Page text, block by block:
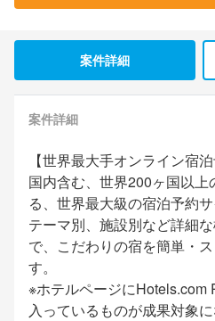
案件詳細
案件詳細
【世界最大手オンライン宿
国内含む、世界200ヶ国以上
る、世界最大級の宿泊予約
テーマ別、施設別など詳細
で、こだわりの宿を簡単・
す。
※ホテルページにHotels.com
入っているものが成果対象に